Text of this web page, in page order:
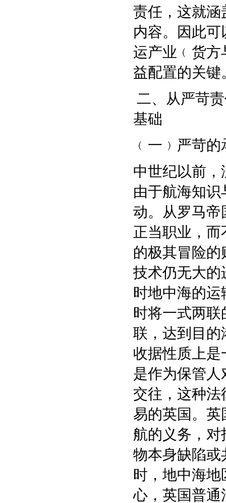
责任，这就涵
内容。因此
运产业﹙货方
益配置的关键
二、从严苛
基础
﹙一﹚严苛
中世纪以前
由于航海知
动。从罗马帝
正当职业，
的极其冒险
技术仍无大的
时地中海的
时将一式两
联，达到目的
收据性质上
是作为保管
交往，这种
易的英国。
航的义务，
物本身缺陷
时，地中海
心，英国普通